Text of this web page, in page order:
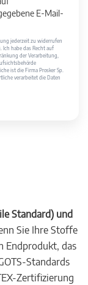
E-Mail-
jederzeit zu widerrufen
habe das Recht auf
der Verarbeitung,
ist die Firma Prosker Sp.
verarbeitet die Daten
Standard) und
Sie Ihre Stoffe
Endprodukt, das
Standards
Zertifizierung